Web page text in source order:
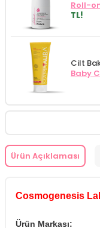
Roll-
TL!
Cilt
Baby
Ürün Açıklaması
Cosmogenesis
Ürün Markası: